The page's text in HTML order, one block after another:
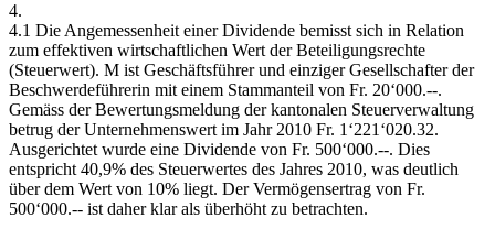
4.
4.1 Die Angemessenheit einer Dividende bemisst sich in Relation
zum effektiven wirtschaftlichen Wert der Beteiligungsrechte
(Steuerwert). M ist Geschäftsführer und einziger Gesellschafter der
Beschwerdeführerin mit einem Stammanteil von Fr. 20‘000.--.
Gemäss der Bewertungsmeldung der kantonalen Steuerverwaltung
betrug der Unternehmenswert im Jahr 2010 Fr. 1‘221‘020.32.
Ausgerichtet wurde eine Dividende von Fr. 500‘000.--. Dies
entspricht 40,9% des Steuerwertes des Jahres 2010, was deutlich
über dem Wert von 10% liegt. Der Vermögensertrag von Fr.
500‘000.-- ist daher klar als überhöht zu betrachten.